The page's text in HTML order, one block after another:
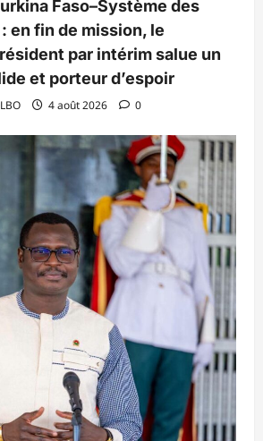
Faso–Système des
en fin de mission, le
par intérim salue un
et porteur d’espoir
4 août 2026 0